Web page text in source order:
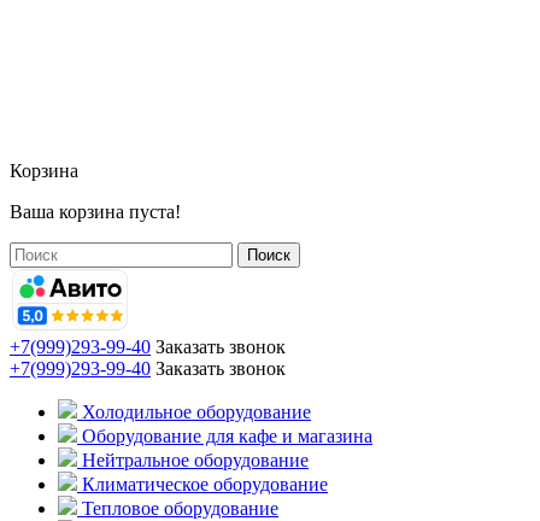
Корзина
Ваша корзина пуста!
Поиск
+7(999)293-99-40 Заказать звонок
+7(999)293-99-40 Заказать звонок
Холодильное оборудование
Оборудование для кафе и магазина
Нейтральное оборудование
Климатическое оборудование
Тепловое оборудование